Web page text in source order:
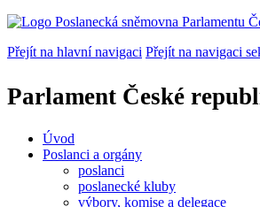
Přejít na hlavní navigaci Přejít na navigaci
Parlament České
Úvod
Poslanci a orgány
poslanci
poslanecké kluby
výbory, komise a delegace